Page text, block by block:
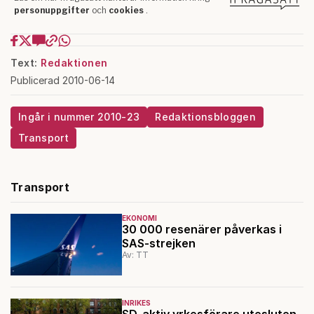
Text: Redaktionen
Publicerad 2010-06-14
Ingår i nummer 2010-23
Redaktionsbloggen
Transport
Transport
EKONOMI
30 000 resenärer påverkas i
SAS-strejken
Av: TT
INRIKES